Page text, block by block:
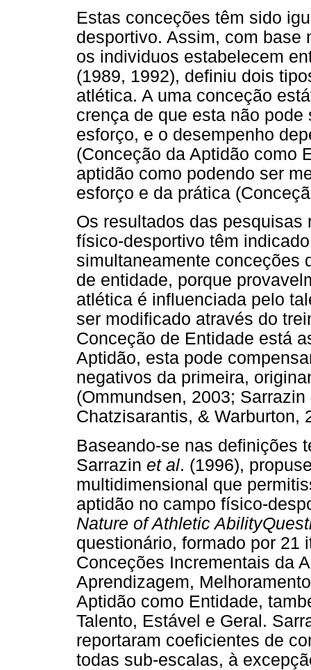
Estas conceções têm sido
desportivo. Assim, com base
os individuos estabelecem
(1989, 1992), definiu dois
atlética. A uma conceção
crença de que esta não
esforço, e o desempenho
(Conceção da Aptidão como
aptidão como podendo ser
esforço e da prática
Os resultados das
físico-desportivo têm
simultaneamente conceções
de entidade, porque
atlética é influenciada pelo
ser modificado através do
Conceção de Entidade está
Aptidão, esta pode
negativos da primeira,
(Ommundsen, 2003; Sarrazin
Chatzisarantis, & Warburton,
Baseando-se nas definições
Sarrazin et al. (1996),
multidimensional que
aptidão no campo físico-
Nature of Athletic
questionário, formado por 21
Conceções Incrementais da
Aprendizagem,
Aptidão como Entidade,
Talento, Estável e Geral.
reportaram coeficientes de
todas sub-escalas, à